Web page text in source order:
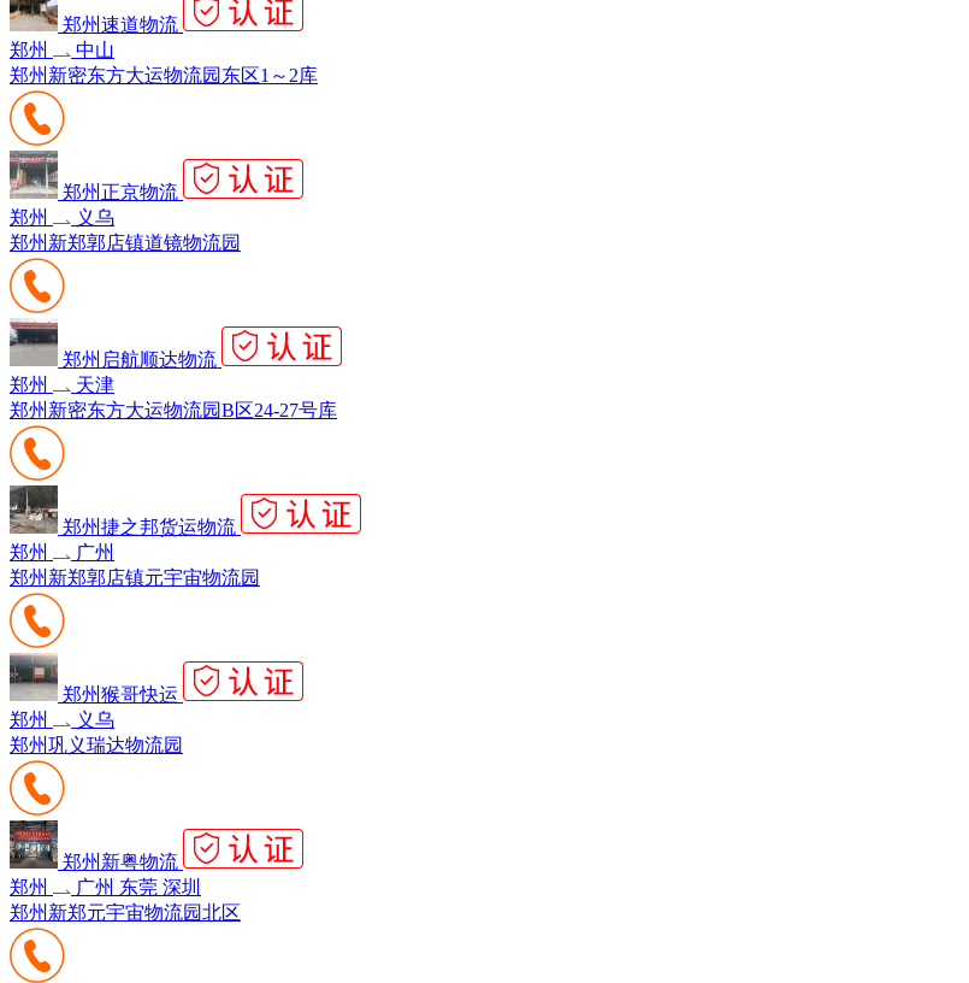
郑州速道物流
郑州
中山
郑州新密东方大运物流园东区1～2库
郑州正京物流
郑州
义乌
郑州新郑郭店镇道镜物流园
郑州启航顺达物流
郑州
天津
郑州新密东方大运物流园B区24-27号库
郑州捷之邦货运物流
郑州
广州
郑州新郑郭店镇元宇宙物流园
郑州猴哥快运
郑州
义乌
郑州巩义瑞达物流园
郑州新粤物流
郑州
广州 东莞 深圳
郑州新郑元宇宙物流园北区